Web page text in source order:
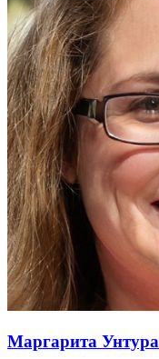
Маргарита Унтура